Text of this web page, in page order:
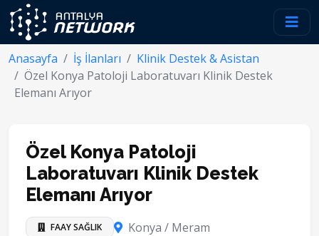
Anasayfa İş İlanları
Klinik Destek & Asistan
Özel Konya Patoloji Laboratuvarı Klinik Destek
Elemanı Arıyor
Özel Konya Patoloji
Laboratuvarı Klinik Destek
Elemanı Arıyor
FAAY SAĞLIK
Konya / Meram